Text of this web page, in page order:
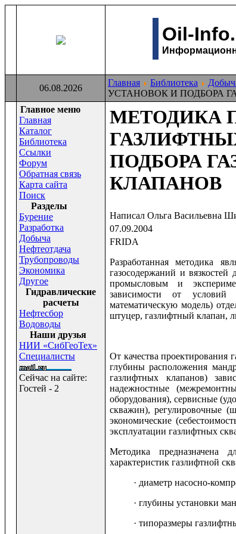
Oil-
06.08.2026
Главная Библиотека
УСТАНОВОК И ПОДБОРА
Главное меню
Главная
Каталог
Библиотека
Ссылки
Форум
Обратная связь
Карта сайта
Поиск
Раздeлы
Бурение
Разработка
Добыча
Нефтеотдача
Трубопроводы
Экономика
Другое
Гидравлические
расчеты
Нефтесбор
Водоводы
Наши друзья
НИИ «СибГеоТех»
Специалисты
Сейчас на сайте:
Гостей - 2
МЕТОДИКА
ПОДБОРА
КЛАПАНОВ
Написал Ольга Васильевна
07.09.2004
FRIDA
Разработанная методика
газосодержаний и
промысловым и
зависимости от условий
математическую модель)
штуцер, газлифтный клапан,
От качества проектирования
глубины расположения
газлифтных клапанов)
надежностные
оборудования), сервисные
скважин), регулировочные
экономические
эксплуатации газлифтных
Методика предназначена
характеристик газлифтной
· диаметр насосно-
· глубины установки
· типоразмеры